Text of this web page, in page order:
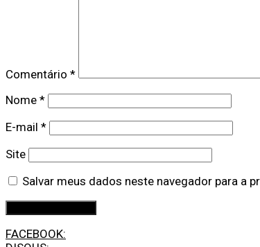
Comentário *
Nome *
E-mail *
Site
Salvar meus dados neste navegador para a
FACEBOOK: